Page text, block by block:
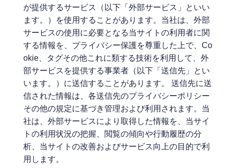
が提供するサービス（以下「外部サービス」といい
ます。）を使用することがあります。当社は、外部
サービスの使用に必要となる当サイトの利用者に関
する情報を、プライバシー保護を尊重した上で、Co
okie、タグその他これに類する技術を利用して、外
部サービスを提供する事業者（以下「送信先」とい
います。）に送信することがあります。 送信先に送
信された情報は、各送信先のプライバシーポリシー
その他の規定に基づき管理および利用されます。当
社は、外部サービスにより取得した情報を、当サイ
トの利用状況の把握、閲覧の傾向や行動履歴の分
析、当サイトの改善およびサービス向上の目的で利
用します。